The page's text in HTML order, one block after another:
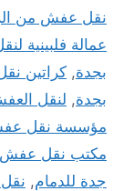
نقل عفش من
عمالة فلبينية
بجدة, كراتين
بجدة, لنقل
مؤسسة نقل
مكتب نقل عفش
جدة للدمام, نقل